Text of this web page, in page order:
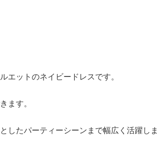
ットのネイビードレスです。
ます。
したパーティーシーンまで幅広く活躍しま